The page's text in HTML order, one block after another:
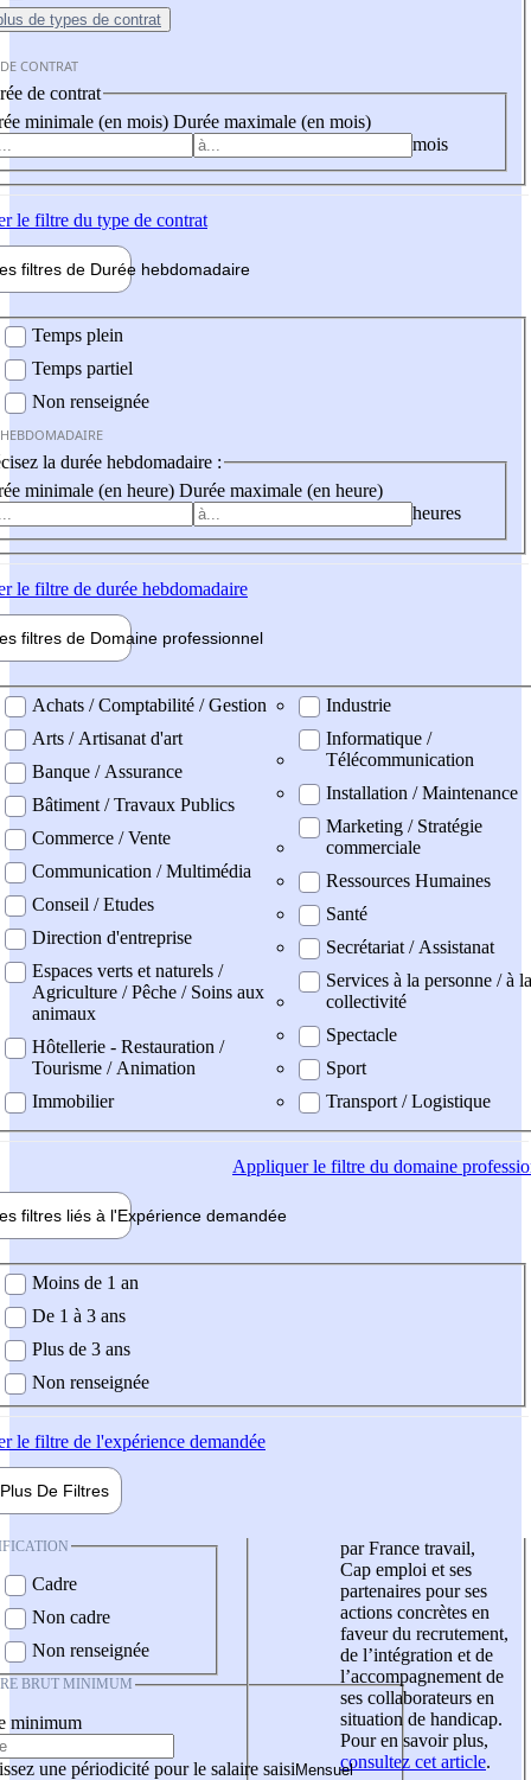
de types de contrat
CONTRAT
de contrat
minimale (en mois) Durée maximale (en mois)
mois
le filtre du type de contrat
filtres de Durée hebdomadaire
Temps plein
Temps partiel
Non renseignée
la durée hebdomadaire :
minimale (en heure) Durée maximale (en heure)
heures
le filtre de durée hebdomadaire
filtres de Domaine professionnel
professionel
Achats / Comptabilité / Gestion
Arts / Artisanat d'art
Banque / Assurance
Bâtiment / Travaux Publics
Commerce / Vente
Communication / Multimédia
Conseil / Etudes
Direction d'entreprise
Espaces verts et naturels /
Agriculture / Pêche / Soins aux
animaux
Hôtellerie - Restauration /
Tourisme / Animation
Immobilier
Industrie
Informatique /
Télécommunication
Installation / Maintenance
Marketing / Stratégie
commerciale
Ressources Humaines
Santé
Secrétariat / Assistanat
Services à la personne / à la
collectivité
Spectacle
Sport
Transport / Logistique
Appliquerle filtre du domaine
filtres liés à l'Expérience demandée
demandée
Moins de 1 an
De 1 à 3 ans
Plus de 3 ans
Non renseignée
le filtre de l'expérience demandée
Plus De Filtres
Cadre
Non cadre
Non renseignée
BRUT MINIMUM
minimum
une périodicité pour le salaire saisi
par France travail,
Cap emploi et ses
partenaires pour ses
actions concrètes en
faveur du recrutement,
de l’intégration et de
l’accompagnement de
ses collaborateurs en
situation de handicap.
Pour en savoir plus,
consultez cet article.